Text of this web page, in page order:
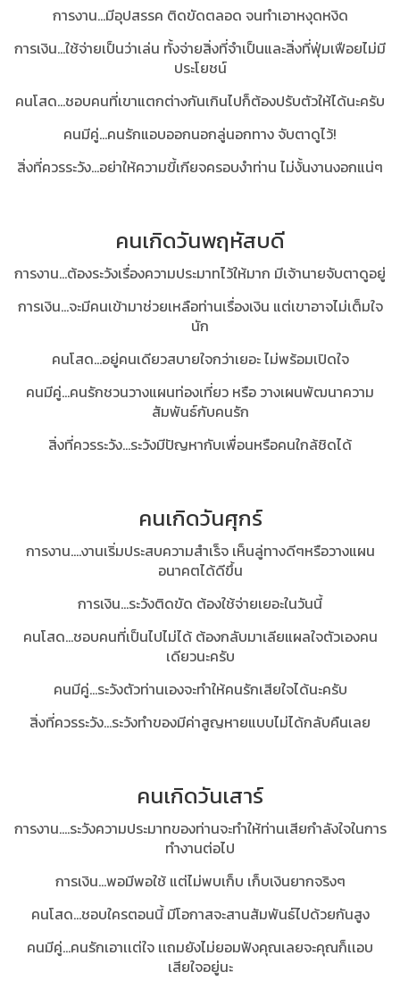
การงาน...มีอุปสรรค ติดขัดตลอด จนทำเอาหงุดหงิด
การเงิน...ใช้จ่ายเป็นว่าเล่น ทั้งจ่ายสิ่งที่จำเป็นและสิ่งที่ฟุ่มเฟือยไม่มี
ประโยชน์
คนโสด...ชอบคนที่เขาแตกต่างกันเกินไปก็ต้องปรับตัวให้ได้นะครับ
คนมีคู่...คนรักแอบออกนอกลู่นอกทาง จับตาดูไว้!
สิ่งที่ควรระวัง...อย่าให้ความขี้เกียจครอบงำท่าน ไม่งั้นงานงอกแน่ๆ
คนเกิดวันพฤหัสบดี
การงาน...ต้องระวังเรื่องความประมาทไว้ให้มาก มีเจ้านายจับตาดูอยู่
การเงิน...จะมีคนเข้ามาช่วยเหลือท่านเรื่องเงิน แต่เขาอาจไม่เต็มใจ
นัก
คนโสด…อยู่คนเดียวสบายใจกว่าเยอะ ไม่พร้อมเปิดใจ
คนมีคู่...คนรักชวนวางแผนท่องเที่ยว หรือ วางเผนพัฒนาความ
สัมพันธ์กับคนรัก
สิ่งที่ควรระวัง...ระวังมีปัญหากับเพื่อนหรือคนใกล้ชิดได้
คนเกิดวันศุกร์
การงาน....งานเริ่มประสบความสำเร็จ เห็นลู่ทางดีๆหรือวางแผน
อนาคตได้ดีขึ้น
การเงิน…ระวังติดขัด ต้องใช้จ่ายเยอะในวันนี้
คนโสด...ชอบคนที่เป็นไปไม่ได้ ต้องกลับมาเลียแผลใจตัวเองคน
เดียวนะครับ
คนมีคู่…ระวังตัวท่านเองจะทำให้คนรักเสียใจได้นะครับ
สิ่งที่ควรระวัง...ระวังทำของมีค่าสูญหายแบบไม่ได้กลับคืนเลย
คนเกิดวันเสาร์
การงาน....ระวังความประมาทของท่านจะทำให้ท่านเสียกำลังใจในการ
ทำงานต่อไป
การเงิน...พอมีพอใช้ แต่ไม่พบเก็บ เก็บเงินยากจริงๆ
คนโสด…ชอบใครตอนนี้ มีโอกาสจะสานสัมพันธ์ไปด้วยกันสูง
คนมีคู่...คนรักเอาเเต่ใจ เเถมยังไม่ยอมฟังคุณเลยจะคุณก็เเอบ
เสียใจอยู่นะ